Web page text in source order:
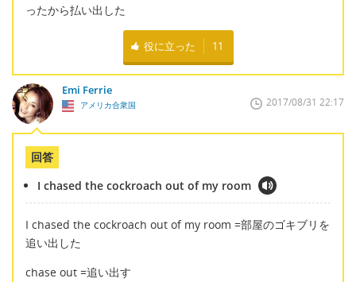
ったから払い出した
役に立った 11
Emi Ferrie
アメリカ合衆国 2017/08/31 22:17
回答
I chased the cockroach out of my room
I chased the cockroach out of my room =部屋のゴキブリを
追い出した
chase out =追い出す